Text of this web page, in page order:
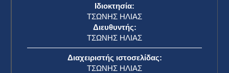
Ιδιοκτησία:
ΤΣΩΝΗΣ ΗΛΙΑΣ
Διευθυντής:
ΤΣΩΝΗΣ ΗΛΙΑΣ
Διαχειριστής ιστοσελίδας:
ΤΣΩΝΗΣ ΗΛΙΑΣ